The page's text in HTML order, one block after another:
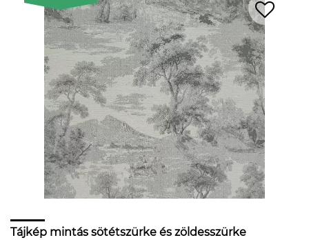
Tájkép mintás sötétszürke és zöldesszürke